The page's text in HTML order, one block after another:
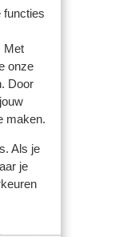
functies
Met
onze
Door
maken.
Als je
je